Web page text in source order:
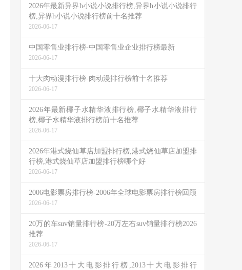
2026年最新异界h小说小说排行榜,异界h小说小说排行
榜,异界h小说小说排行榜前十名推荐
2026-06-17
中国零售业排行榜-中国零售业企业排行榜最新
2026-06-17
十大肉动漫排行榜-肉动漫排行榜前十名推荐
2026-06-17
2026年最新椰子水精华液排行榜,椰子水精华液排行
榜,椰子水精华液排行榜前十名推荐
2026-06-17
2026年港式烧仙草店加盟排行榜,港式烧仙草店加盟排
行榜,港式烧仙草店加盟排行榜哪个好
2026-06-17
2006电影票房排行榜-2006年全球电影票房排行榜回顾
2026-06-17
20万的车suv销量排行榜-20万左右suv销量排行榜2026
推荐
2026-06-17
2026年2013十大电影排行榜,2013十大电影排行